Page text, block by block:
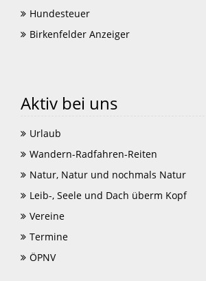
Hundesteuer
Birkenfelder Anzeiger
Aktiv bei uns
Urlaub
Wandern-Radfahren-Reiten
Natur, Natur und nochmals Natur
Leib-, Seele und Dach überm Kopf
Vereine
Termine
ÖPNV